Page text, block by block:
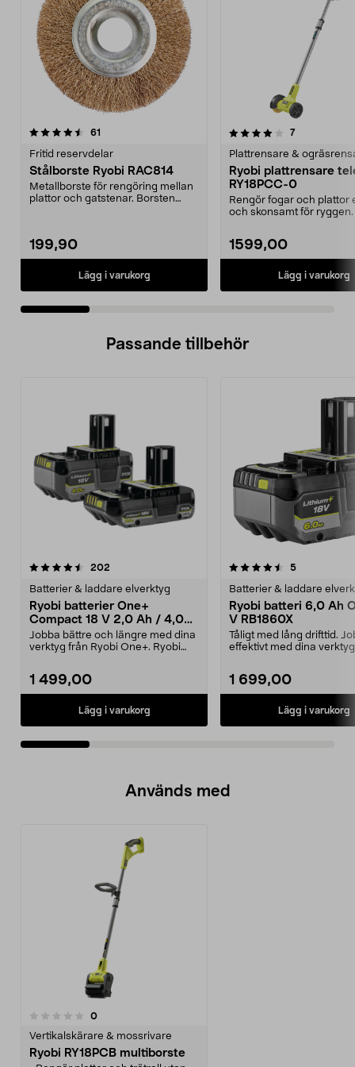
61
Fritid reservdelar
Stålborste Ryobi RAC814
Metallborste för rengöring mellan
plattor och gatstenar. Borsten
199,90
Lägg i varukorg
4.0 av 5 stjärnor 7recensioner
Plattrensare &
Ryobi plattrensare
RY18PCC-0
Rengör fogar och plattor
och skonsamt för ryggen.
1599,00
Lägg i varukorg
4.0 av 5 stjärnor
Passande tillbehör
202
Batterier & laddare elverktyg
Ryobi batterier One+
Compact 18 V 2,0 Ah / 4,0
Ah RB18242X
Jobba bättre och längre med dina
verktyg från Ryobi One+. Ryobi
1 499,00
Lägg i varukorg
4.5av 5 stjärnor 5recensioner
Batterier & laddare
Ryobi batteri 6,0 Ah
V RB1860X
Tåligt med lång drifttid.
effektivt med dina
1 699,00
Lägg i varukorg
4.5av 5 stjärnor
Används med
0recensioner
Vertikalskärare & mossrivare
Ryobi RY18PCB multiborste